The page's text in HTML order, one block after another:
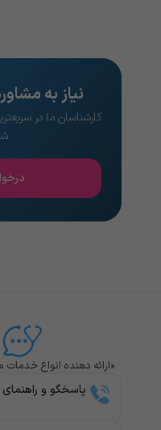
نیاز به
کارشناسان ما در
«ارائه دهنده انواع خدمات
پاسخگو و راهنمای شما: